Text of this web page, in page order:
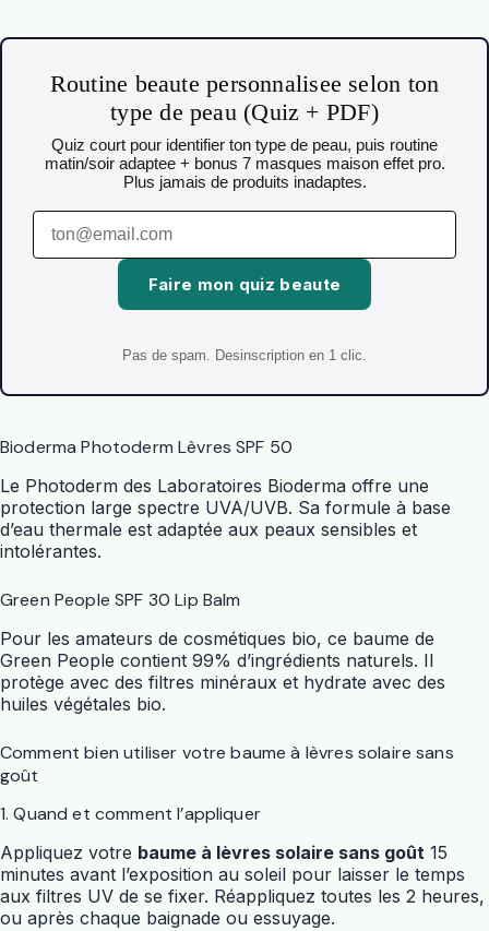
Routine beaute personnalisee selon ton
type de peau (Quiz + PDF)
Quiz court pour identifier ton type de peau, puis routine
matin/soir adaptee + bonus 7 masques maison effet pro.
Plus jamais de produits inadaptes.
Faire mon quiz beaute
Pas de spam. Desinscription en 1 clic.
Bioderma Photoderm Lèvres SPF 50
Le Photoderm des Laboratoires Bioderma offre une
protection large spectre UVA/UVB. Sa formule à base
d’eau thermale est adaptée aux peaux sensibles et
intolérantes.
Green People SPF 30 Lip Balm
Pour les amateurs de cosmétiques bio, ce baume de
Green People contient 99% d’ingrédients naturels. Il
protège avec des filtres minéraux et hydrate avec des
huiles végétales bio.
Comment bien utiliser votre baume à lèvres solaire sans
goût
1. Quand et comment l’appliquer
Appliquez votre baume à lèvres solaire sans goût 15
minutes avant l’exposition au soleil pour laisser le temps
aux filtres UV de se fixer. Réappliquez toutes les 2 heures,
ou après chaque baignade ou essuyage.